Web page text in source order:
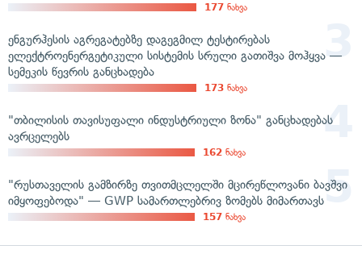
177 ნახვა
ენგურჰესის აგრეგატებზე დაგეგმილ ტესტირებას
ელექტროენერგეტიკული სისტემის სრული გათიშვა მოჰყვა —
სემეკის წევრის განცხადება
173 ნახვა
"თბილისის თავისუფალი ინდუსტრიული ზონა" განცხადებას
ავრცელებს
162 ნახვა
"რუსთაველის გამზირზე თვითმცლელში მცირეწლოვანი ბავშვი
იმყოფებოდა" — GWP სამართლებრივ ზომებს მიმართავს
157 ნახვა